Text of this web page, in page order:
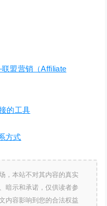
盟营销（Affiliate
的工具
方式
，本站不对其内容的真实
暗示和承诺，仅供读者参
内容影响到您的合法权益